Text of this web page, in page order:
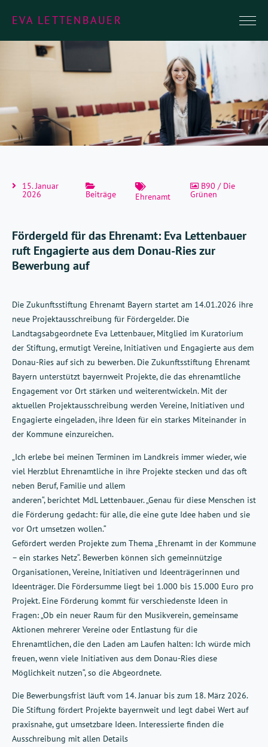
EVA LETTENBAUER
15. Januar
2026 Beiträge Ehrenamt
B90 / Die
Grünen
Fördergeld für das Ehrenamt: Eva Lettenbauer
ruft Engagierte aus dem Donau-Ries zur
Bewerbung auf
Die Zukunftsstiftung Ehrenamt Bayern startet am 14.01.2026 ihre
neue Projektausschreibung für Fördergelder. Die
Landtagsabgeordnete Eva Lettenbauer, Mitglied im Kuratorium
der Stiftung, ermutigt Vereine, Initiativen und Engagierte aus dem
Donau-Ries auf sich zu bewerben. Die Zukunftsstiftung Ehrenamt
Bayern unterstützt bayernweit Projekte, die das ehrenamtliche
Engagement vor Ort stärken und weiterentwickeln. Mit der
aktuellen Projektausschreibung werden Vereine, Initiativen und
Engagierte eingeladen, ihre Ideen für ein starkes Miteinander in
der Kommune einzureichen.
„Ich erlebe bei meinen Terminen im Landkreis immer wieder, wie
viel Herzblut Ehrenamtliche in ihre Projekte stecken und das oft
neben Beruf, Familie und allem
anderen“, berichtet MdL Lettenbauer. „Genau für diese Menschen ist
die Förderung gedacht: für alle, die eine gute Idee haben und sie
vor Ort umsetzen wollen.“
Gefördert werden Projekte zum Thema „Ehrenamt in der Kommune
– ein starkes Netz“. Bewerben können sich gemeinnützige
Organisationen, Vereine, Initiativen und Ideenträgerinnen und
Ideenträger. Die Fördersumme liegt bei 1.000 bis 15.000 Euro pro
Projekt. Eine Förderung kommt für verschiedenste Ideen in
Fragen: „Ob ein neuer Raum für den Musikverein, gemeinsame
Aktionen mehrerer Vereine oder Entlastung für die
Ehrenamtlichen, die den Laden am Laufen halten: Ich würde mich
freuen, wenn viele Initiativen aus dem Donau-Ries diese
Möglichkeit nutzen“, so die Abgeordnete.
Die Bewerbungsfrist läuft vom 14. Januar bis zum 18. März 2026.
Die Stiftung fördert Projekte bayernweit und legt dabei Wert auf
praxisnahe, gut umsetzbare Ideen. Interessierte finden die
Ausschreibung mit allen Details